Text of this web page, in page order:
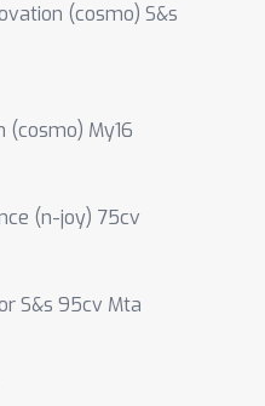
(cosmo) S&s
(cosmo) My16
(n-joy) 75cv
S&s 95cv Mta